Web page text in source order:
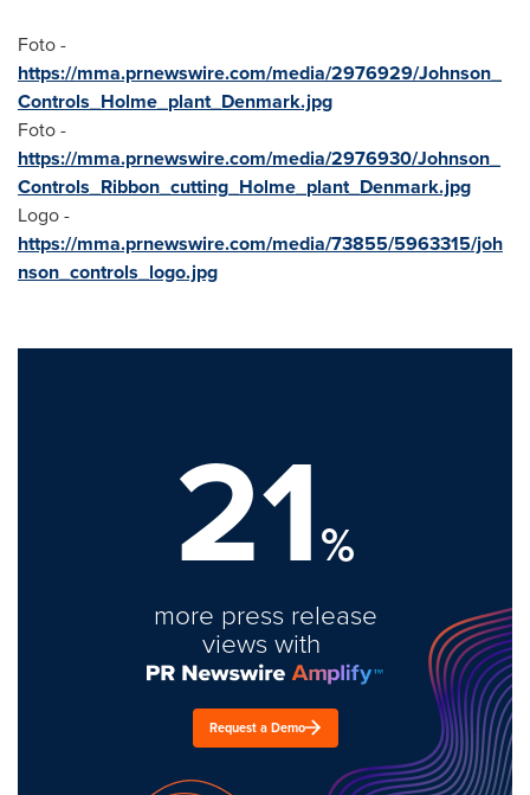
Foto -
https://mma.prnewswire.com/media/2976929/Johnson_
Controls_Holme_plant_Denmark.jpg
Foto -
https://mma.prnewswire.com/media/2976930/Johnson_
Controls_Ribbon_cutting_Holme_plant_Denmark.jpg
Logo -
https://mma.prnewswire.com/media/73855/5963315/joh
nson_controls_logo.jpg
21%
more press release
views with
Request a Demo